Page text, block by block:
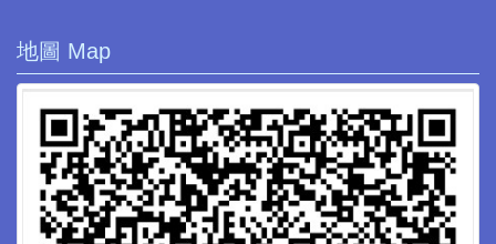
地圖 Map